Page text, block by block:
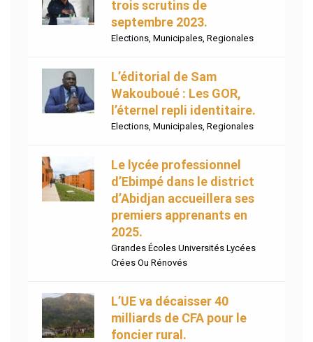
trois scrutins de
septembre 2023.
Elections Municipales Regionales
L’éditorial de Sam
Wakouboué : Les GOR,
l’éternel repli identitaire.
Elections Municipales Regionales
Le lycée professionnel
d’Ebimpé dans le district
d’Abidjan accueillera ses
premiers apprenants en
2025.
Grandes Écoles Universités Lycées
Crées Ou Rénovés
L’UE va décaisser 40
milliards de CFA pour le
foncier rural.